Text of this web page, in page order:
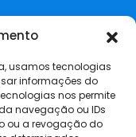
usamos tecnologias
informações do
nos permite
navegação ou IDs
ou a revogação do